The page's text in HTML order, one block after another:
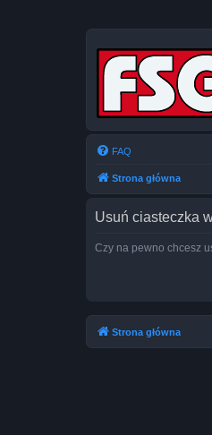
FAQ
Strona główna
Usuń ciasteczka
Czy na pewno chcesz
Strona główna